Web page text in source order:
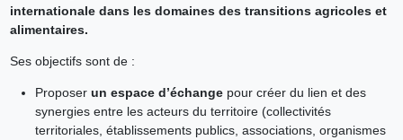
internationale dans les domaines des transitions agricoles et
alimentaires.
Ses objectifs sont de :
Proposer un espace d’échangepour créer du lien et des
synergies entre les acteurs du territoire (collectivités
territoriales, établissements publics, associations, organismes